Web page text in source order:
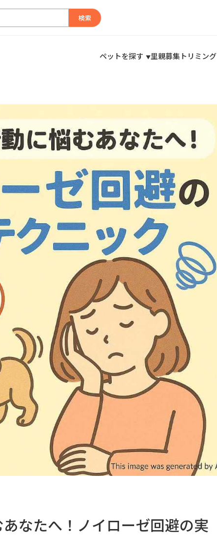
検索
ペットを探す 里親募集トリミング
なたへ！ノイローゼ回避の実